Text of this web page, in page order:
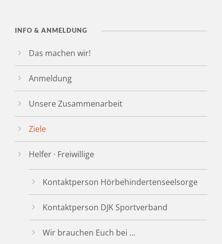
INFO & ANMELDUNG
Das machen wir!
Anmeldung
Unsere Zusammenarbeit
Ziele
Helfer · Freiwillige
Kontaktperson Hörbehindertenseelsorge
Kontaktperson DJK Sportverband
Wir brauchen Euch bei …